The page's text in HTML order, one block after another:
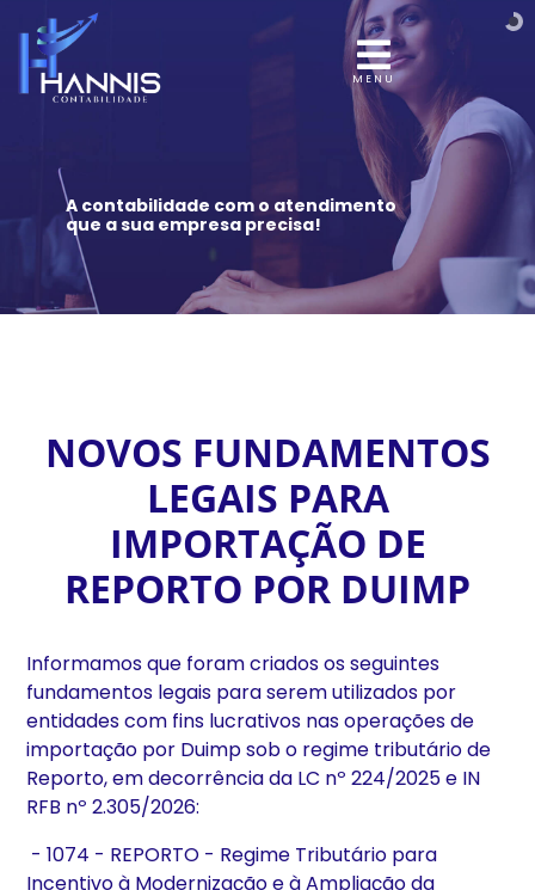
MENU
A contabilidade com o atendimento
que a sua empresa precisa!
NOVOS FUNDAMENTOS
LEGAIS PARA
IMPORTAÇÃO DE
REPORTO POR DUIMP
Informamos que foram criados os seguintes
fundamentos legais para serem utilizados por
entidades com fins lucrativos nas operações de
importação por Duimp sob o regime tributário de
Reporto, em decorrência da LC nº 224/2025 e IN
RFB nº 2.305/2026:
- 1074 - REPORTO - Regime Tributário para
Incentivo à Modernização e à Ampliação da